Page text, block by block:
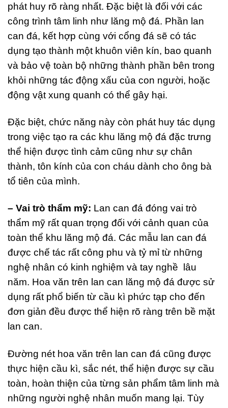
phát huy rõ ràng nhất. Đặc biệt là đối với các
công trình tâm linh như lăng mộ đá. Phần lan
can đá, kết hợp cùng với cổng đá sẽ có tác
dụng tạo thành một khuôn viên kín, bao quanh
và bảo vệ toàn bộ những thành phần bên trong
khỏi những tác động xấu của con người, hoặc
động vật xung quanh có thể gây hại.
Đặc biệt, chức năng này còn phát huy tác dụng
trong việc tạo ra các khu lăng mộ đá đặc trưng
thể hiện được tình cảm cũng như sự chân
thành, tôn kính của con cháu dành cho ông bà
tổ tiên của mình.
– Vai trò thẩm mỹ: Lan can đá đóng vai trò
thẩm mỹ rất quan trọng đối với cảnh quan của
toàn thể khu lăng mộ đá. Các mẫu lan can đá
được chế tác rất công phu và tỷ mỉ từ những
nghệ nhân có kinh nghiệm và tay nghề lâu
năm. Hoa văn trên lan can lăng mộ đá được sử
dụng rất phổ biến từ cầu kì phức tạp cho đến
đơn giản đều được thể hiện rõ ràng trên bề mặt
lan can.
Đường nét hoa văn trên lan can đá cũng được
thực hiện cầu kì, sắc nét, thể hiện được sự cầu
toàn, hoàn thiện của từng sản phẩm tâm linh mà
những người nghệ nhân muốn mang lại. Tùy